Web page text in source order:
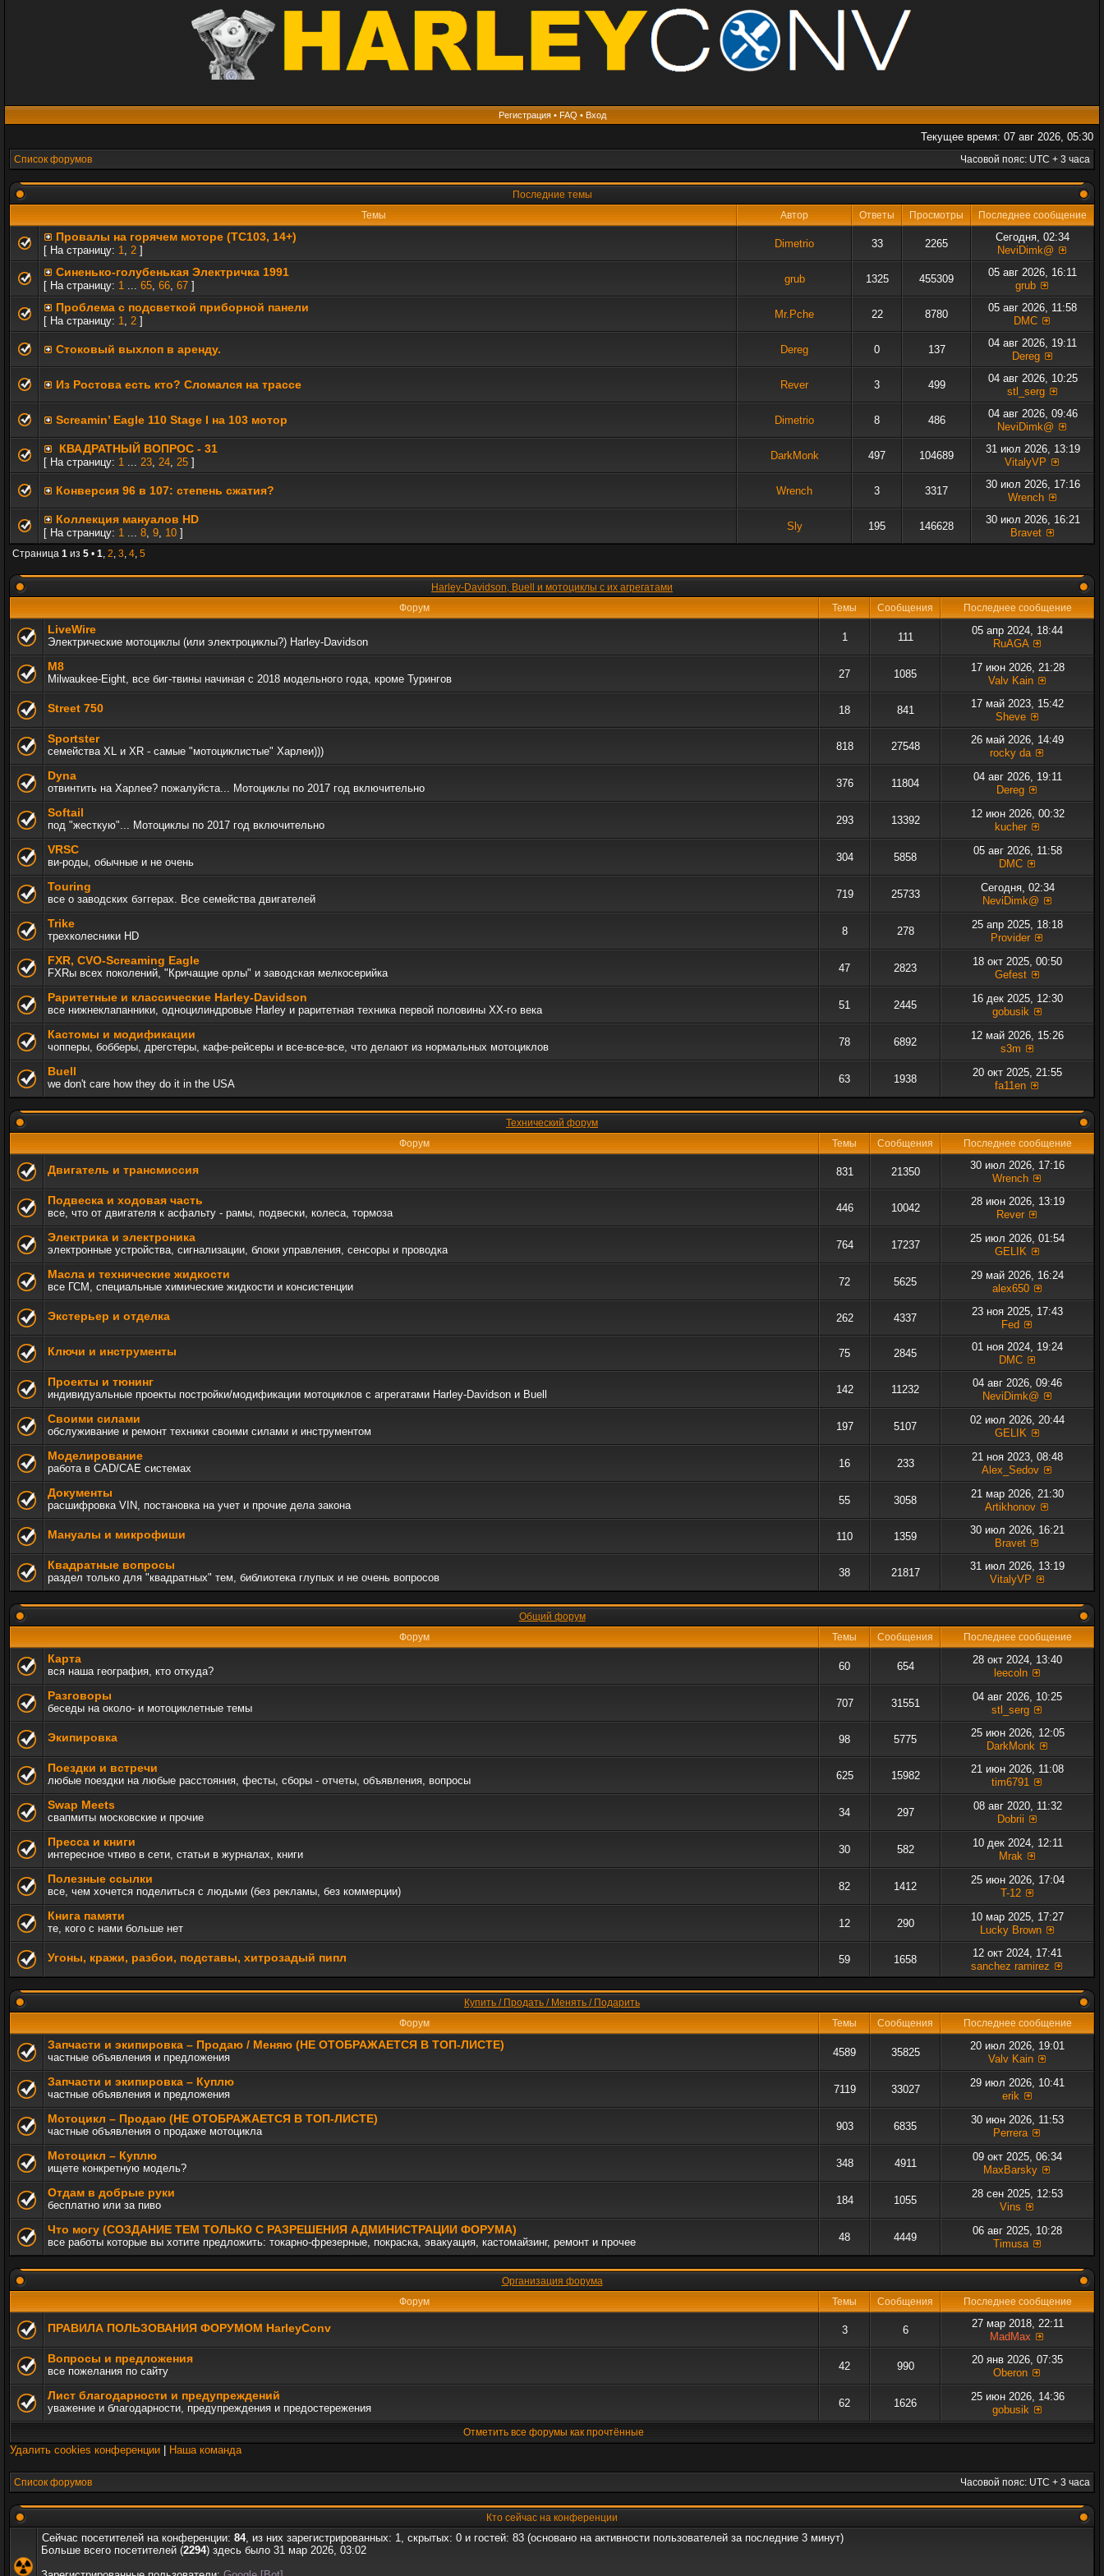
Регистрация• FAQ • Вход
Текущее время: 07 авг 2026, 05:30
Список форумов Часовой пояс: UTC + 3 часа
Последние темы
Темы
Автор Ответы Просмотры Последнее сообщение
Провалы на горячем моторе (TC103, 14+)
[ На страницу: 1, 2 ]
Dimetrio 33 2265
Сегодня, 02:34
NeviDimk@
Синенько-голубенькая Электричка 1991
[ На страницу: 1 ... 65, 66, 67 ]
grub 1325 455309
05 авг 2026, 16:11
grub
Проблема с подсветкой приборной панели
[ На страницу: 1, 2 ]
Mr.Pche 22 8780
05 авг 2026, 11:58
DMC
Стоковый выхлоп в аренду. Dereg 0 137
04 авг 2026, 19:11
Dereg
Из Ростова есть кто? Сломался на трассе Rever 3 499
04 авг 2026, 10:25
stl_serg
Screamin’ Eagle 110 Stage I на 103 мотор Dimetrio 8 486
04 авг 2026, 09:46
NeviDimk@
КВАДРАТНЫЙ ВОПРОС - 31
[ На страницу: 1 ... 23, 24, 25 ]
DarkMonk 497 104689
31 июл 2026, 13:19
VitalyVP
Конверсия 96 в 107: степень сжатия? Wrench 3 3317
30 июл 2026, 17:16
Wrench
Коллекция мануалов HD
[ На страницу: 1 ... 8, 9, 10 ]
Sly 195 146628
30 июл 2026, 16:21
Bravet
Страница 1 из 5 • 1, 2, 3, 4, 5
Harley-Davidson, Buell и мотоциклы с их агрегатами
Форум
Темы Сообщения Последнее сообщение
LiveWire
Электрические мотоциклы (или электроциклы?) Harley-Davidson 1 111
05 апр 2024, 18:44
RuAGA
M8
Milwaukee-Eight, все биг-твины начиная с 2018 модельного года, кроме Турингов 27 1085
17 июн 2026, 21:28
Valv Kain
Street 750 18 841
17 май 2023, 15:42
Sheve
Sportster
семейства XL и XR - самые "мотоциклистые" Харлеи))) 818 27548
26 май 2026, 14:49
rocky da
Dyna
отвинтить на Харлее? пожалуйста... Мотоциклы по 2017 год включительно 376 11804
04 авг 2026, 19:11
Dereg
Softail
под "жесткую"... Мотоциклы по 2017 год включительно 293 13392
12 июн 2026, 00:32
kucher
VRSC
ви-роды, обычные и не очень 304 5858
05 авг 2026, 11:58
DMC
Touring
все о заводских бэггерах. Все семейства двигателей 719 25733
Сегодня, 02:34
NeviDimk@
Trike
трехколесники HD 8 278
25 апр 2025, 18:18
Provider
FXR, СVO-Screaming Eagle
FXRы всех поколений, "Кричащие орлы" и заводская мелкосерийка 47 2823
18 окт 2025, 00:50
Gefest
Раритетные и классические Harley-Davidson
все нижнеклапанники, одноцилиндровые Harley и раритетная техника первой половины ХХ-го века 51 2445
16 дек 2025, 12:30
gobusik
Кастомы и модификации
чопперы, бобберы, дрегстеры, кафе-рейсеры и все-все-все, что делают из нормальных мотоциклов 78 6892
12 май 2026, 15:26
s3m
Buell
we don't care how they do it in the USA 63 1938
20 окт 2025, 21:55
fa11en
Технический форум
Форум
Темы Сообщения Последнее сообщение
Двигатель и трансмиссия 831 21350
30 июл 2026, 17:16
Wrench
Подвеска и ходовая часть
все, что от двигателя к асфальту - рамы, подвески, колеса, тормоза 446 10042
28 июн 2026, 13:19
Rever
Электрика и электроника
электронные устройства, сигнализации, блоки управления, сенсоры и проводка 764 17237
25 июл 2026, 01:54
GELIK
Масла и технические жидкости
все ГСМ, специальные химические жидкости и консистенции 72 5625
29 май 2026, 16:24
alex650
Экстерьер и отделка 262 4337
23 ноя 2025, 17:43
Fed
Ключи и инструменты 75 2845
01 ноя 2024, 19:24
DMC
Проекты и тюнинг
индивидуальные проекты постройки/модификации мотоциклов c агрегатами Harley-Davidson и Buell 142 11232
04 авг 2026, 09:46
NeviDimk@
Своими силами
обслуживание и ремонт техники своими силами и инструментом 197 5107
02 июл 2026, 20:44
GELIK
Моделирование
работа в CAD/CAE системах 16 233
21 ноя 2023, 08:48
Alex_Sedov
Документы
расшифровка VIN, постановка на учет и прочие дела закона 55 3058
21 мар 2026, 21:30
Artikhonov
Мануалы и микрофиши 110 1359
30 июл 2026, 16:21
Bravet
Квадратные вопросы
раздел только для "квадратных" тем, библиотека глупых и не очень вопросов 38 21817
31 июл 2026, 13:19
VitalyVP
Общий форум
Форум
Темы Сообщения Последнее сообщение
Карта
вся наша география, кто откуда? 60 654
28 окт 2024, 13:40
leecoln
Разговоры
беседы на около- и мотоциклетные темы 707 31551
04 авг 2026, 10:25
stl_serg
Экипировка 98 5775
25 июн 2026, 12:05
DarkMonk
Поездки и встречи
любые поездки на любые расстояния, фесты, сборы - отчеты, объявления, вопросы 625 15982
21 июн 2026, 11:08
tim6791
Swap Meets
свапмиты московские и прочие 34 297
08 авг 2020, 11:32
Dobrii
Пресса и книги
интересное чтиво в сети, статьи в журналах, книги 30 582
10 дек 2024, 12:11
Mrak
Полезные ссылки
все, чем хочется поделиться с людьми (без рекламы, без коммерции) 82 1412
25 июн 2026, 17:04
T-12
Книга памяти
те, кого с нами больше нет 12 290
10 мар 2025, 17:27
Lucky Brown
Угоны, кражи, разбои, подставы, хитрозадый пипл 59 1658
12 окт 2024, 17:41
sanchez ramirez
Купить / Продать / Менять / Подарить
Форум
Темы Сообщения Последнее сообщение
Запчасти и экипировка – Продаю / Меняю (НЕ ОТОБРАЖАЕТСЯ В ТОП-ЛИСТЕ)
частные объявления и предложения 4589 35825
20 июл 2026, 19:01
Valv Kain
Запчасти и экипировка – Куплю
частные объявления и предложения 7119 33027
29 июл 2026, 10:41
erik
Мотоцикл – Продаю (НЕ ОТОБРАЖАЕТСЯ В ТОП-ЛИСТЕ)
частные объявления о продаже мотоцикла 903 6835
30 июн 2026, 11:53
Perrera
Мотоцикл – Куплю
ищете конкретную модель? 348 4911
09 окт 2025, 06:34
MaxBarsky
Отдам в добрые руки
бесплатно или за пиво 184 1055
28 сен 2025, 12:53
Vins
Что могу (СОЗДАНИЕ ТЕМ ТОЛЬКО С РАЗРЕШЕНИЯ АДМИНИСТРАЦИИ ФОРУМА)
все работы которые вы хотите предложить: токарно-фрезерные, покраска, эвакуация, кастомайзинг, ремонт и прочее 48 4449
06 авг 2025, 10:28
Timusa
Организация форума
Форум
Темы Сообщения Последнее сообщение
ПРАВИЛА ПОЛЬЗОВАНИЯ ФОРУМОМ HarleyConv 3 6
27 мар 2018, 22:11
MadMax
Вопросы и предложения
все пожелания по сайту 42 990
20 янв 2026, 07:35
Oberon
Лист благодарности и предупреждений
уважение и благодарности, предупреждения и предостережения 62 1626
25 июн 2026, 14:36
gobusik
Отметить все форумы как прочтённые
Удалить cookies конференции Наша команда
Список форумов Часовой пояс: UTC + 3 часа
Кто сейчас на конференции
Сейчас посетителей на конференции: 84, из них зарегистрированных: 1, скрытых: 0 и гостей: 83 (основано на активности пользователей за последние 3 минут)
Больше всего посетителей (2294) здесь было 31 мар 2026, 03:02